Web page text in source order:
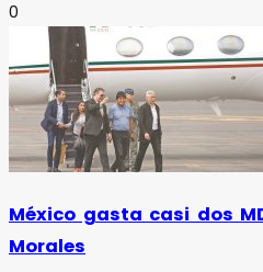
0
México gasta casi dos
Morales